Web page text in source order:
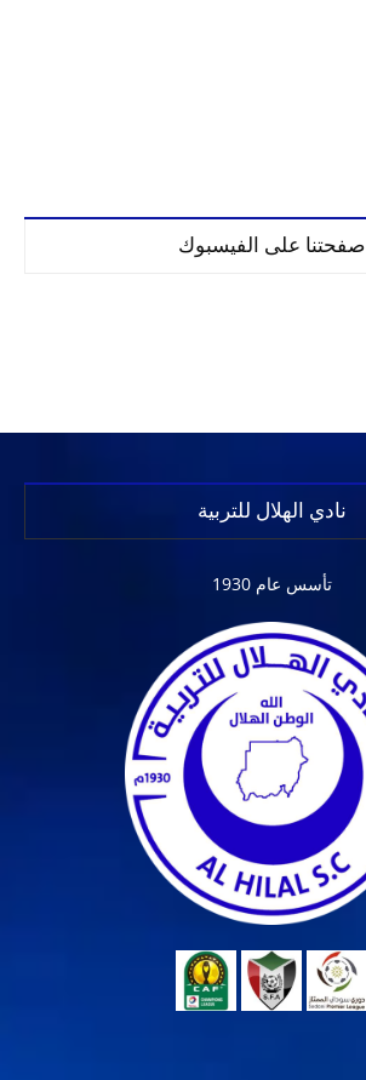
صفحتنا على الفيسبوك
نادي الهلال للتربية
تأسس عام 1930